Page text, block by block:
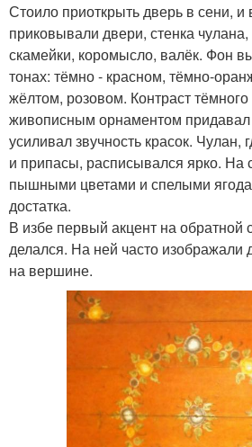
Стоило приоткрыть дверь в сени, и
приковывали двери, стенка
скамейки, коромысло, валёк. Фон
тонах: тёмно - красном, тёмно-
жёлтом, розовом. Контраст
живописным орнаментом придавал
усиливал звучность красок. Чулан,
и припасы, расписывался ярко. На
пышными цветами и спелыми
достатка.
В избе первый акцент на обратной
делался. На ней часто изображали
на вершине.